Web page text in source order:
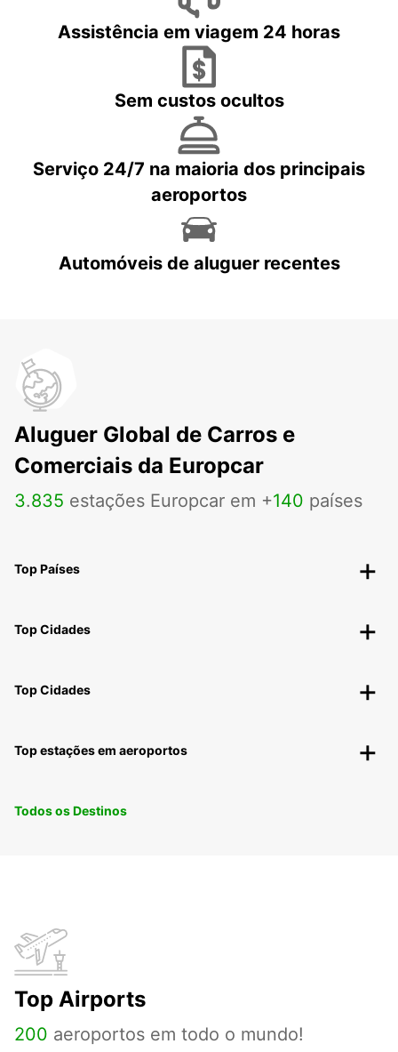
Assistência em viagem 24 horas
Sem custos ocultos
Serviço 24/7 na maioria dos principais
aeroportos
Automóveis de aluguer recentes
Aluguer Global de Carros e
Comerciais da Europcar
3.835 estações Europcar em +140 países
Top Países
Top Cidades
Top Cidades
Top estações em aeroportos
Todos os Destinos
Top Airports
200 aeroportos em todo o mundo!